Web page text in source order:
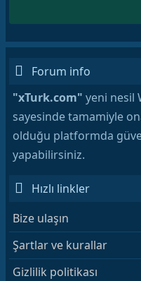
Forum info
"xTurk.com" yeni nesil
sayesinde tamamiyle
olduğu platformda
yapabilirsiniz.
Hızlı linkler
Bize ulaşın
Şartlar ve kurallar
Gizlilik politikası